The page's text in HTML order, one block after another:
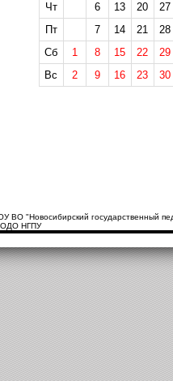
Чт
6 13 20
27
Пт
7 14 21
28
Сб
1 8 15 22
29
Вс
2 9 16 23 30
ВО "Новосибирский государственный
НГПУ